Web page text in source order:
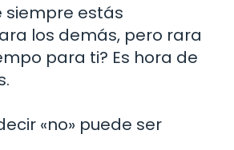
siempre estás
los demás, pero rara
para ti? Es hora de
«no» puede ser